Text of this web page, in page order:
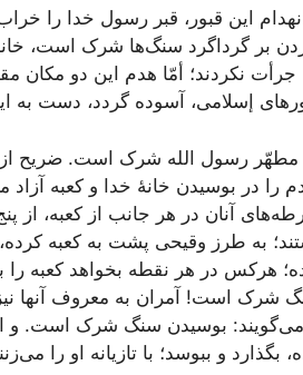
این قبور، قبر رسول خدا را
بر گرداگرد سنگ‌ها شرک است، خانۀ
نکردند؛ أمّا هدم این دو مکان
إسلامى، آسوده گردد، دست به
مطهّر رسول الله شرک است. ضریح
در بوسیدن خانۀ خدا و کعبه آزاد
آنان در هر جانب از کعبه،
به طرز وقیحى پشت به کعبه کرده، و
هر کس در هر نقطه بخواهد کعبه را
است! آمران به معروف آنها
مى‌گویند: بوسیدن سنگ شرک است. و
و ببوسد؛ با تازیانه او را